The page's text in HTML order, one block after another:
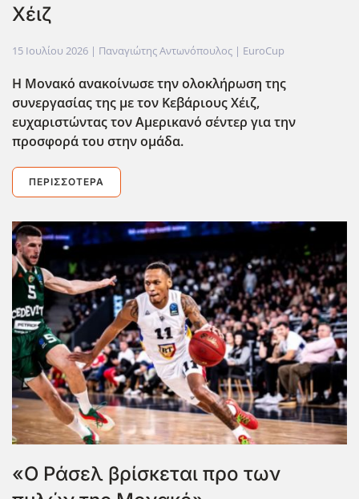
Χέιζ
15 Ιουλίου 2026 | Παναγιώτης Αντωνόπουλος | EuroCup
Η Μονακό ανακοίνωσε την ολοκλήρωση της
συνεργασίας της με τον Κεβάριους Χέιζ,
ευχαριστώντας τον Αμερικανό σέντερ για την
προσφορά του στην ομάδα.
ΠΕΡΙΣΣΌΤΕΡΑ
«Ο Ράσελ βρίσκεται προ των